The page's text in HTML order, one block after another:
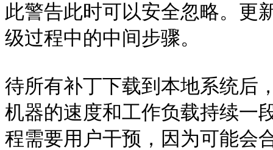
此警告此时可以安全忽略。
级过程中的中间步骤。
待所有补丁下载到本地系统后
机器的速度和工作负载持续一
程需要用户干预，因为可能会